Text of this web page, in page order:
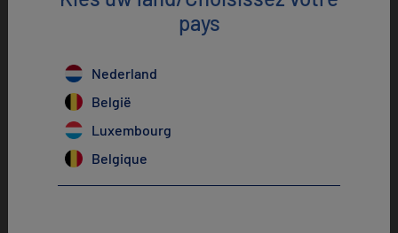
gerechten zachter te
maken en/of te
bevochtigen
pays
Nederland
België
Luxembourg
Belgique